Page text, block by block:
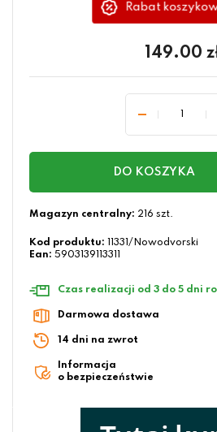
Rabat
149.00
DO KOSZYKA
Magazyn centralny: 216 szt.
Kod produktu:
11331/Nowodvorski
Ean: 5903139113311
Czas realizacji od 3 do 5 dni
Darmowa dostawa
14 dni na zwrot
Informacja
o bezpieczeństwie